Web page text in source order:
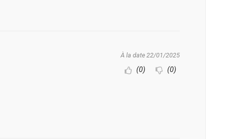
À la date 22/01/2025
(0) (0)